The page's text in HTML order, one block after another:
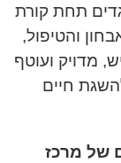
תחת קורת
והטיפול,
מדויק ועוטף
חיים
של מרכז